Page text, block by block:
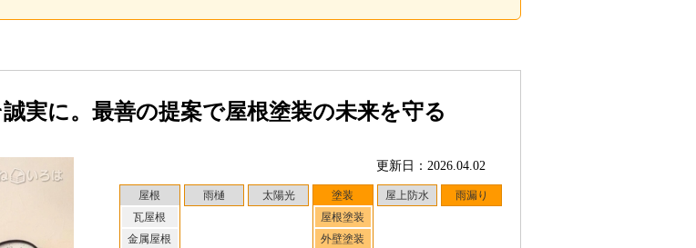
実に。最善の提案で屋根塗装の未来を守る
更新日：2026.04.02
屋根
瓦屋根
金属屋根
雨樋 太陽光
塗装
屋根塗装
外壁塗装
屋上防水 雨漏り